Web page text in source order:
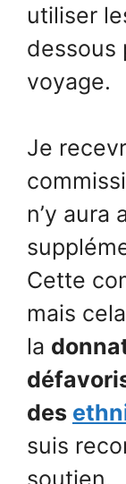
utiliser
dessous
voyage.
Je
n’y aura
Cette
mais
la
des
suis